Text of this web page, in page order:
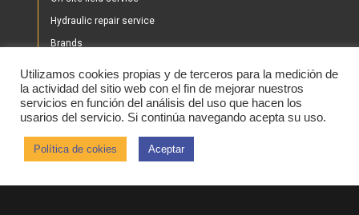
Hydraulic repair service
Brands
Shop
News
2020 © IHBER
Utilizamos cookies propias y de terceros para la medición de
la actividad del sitio web con el fin de mejorar nuestros
servicios en función del análisis del uso que hacen los
usarios del servicio. Si continúa navegando acepta su uso.
Política de cokies Aceptar